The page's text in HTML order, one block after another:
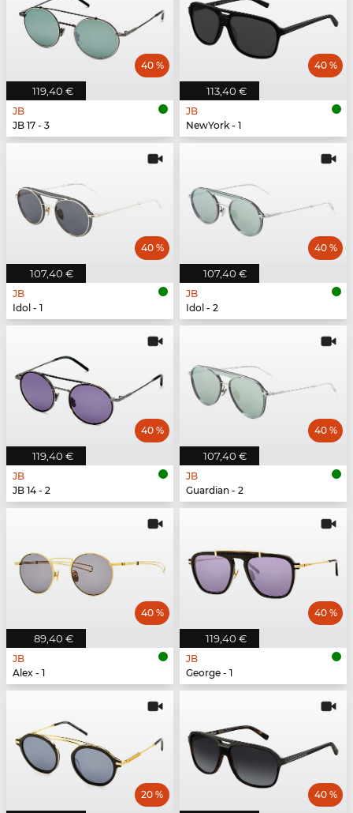
119,40 €
40 %
JB
JB 17 - 3
113,40 €
40 %
JB
NewYork - 1
107,40 €
40 %
JB
Idol - 1
107,40 €
40 %
JB
Idol - 2
119,40 €
40 %
JB
JB 14 - 2
107,40 €
40 %
JB
Guardian - 2
89,40 €
40 %
JB
Alex - 1
119,40 €
40 %
JB
George - 1
20 % 40 %